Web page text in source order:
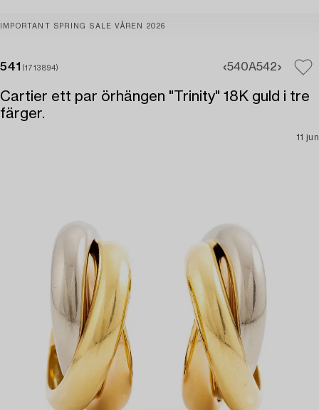
IMPORTANT SPRING SALE VÅREN 2026
541 (1713894) 540A542
Cartier ett par örhängen "Trinity" 18K guld i tre
färger.
11 jun